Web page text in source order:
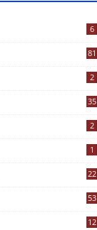
6
81
2
35
2
1
22
53
12